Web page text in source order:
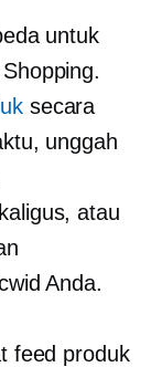
untuk
secara
unggah
atau
Anda.
feed produk